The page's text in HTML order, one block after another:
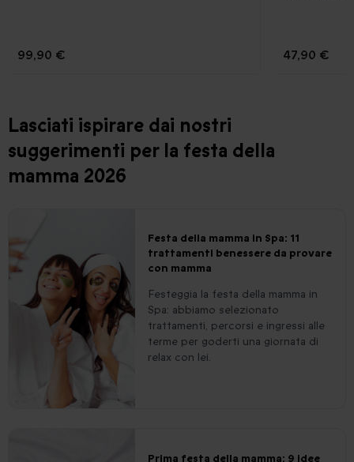
99,90 € 47,90 €
Lasciati ispirare dai nostri
suggerimenti per la festa della
mamma 2026
Festa della mamma in Spa: 11
trattamenti benessere da provare
con mamma
Festeggia la festa della mamma in
Spa: abbiamo selezionato
trattamenti, percorsi e ingressi alle
terme per goderti una giornata di
relax con lei.
Prima festa della mamma: 9 idee